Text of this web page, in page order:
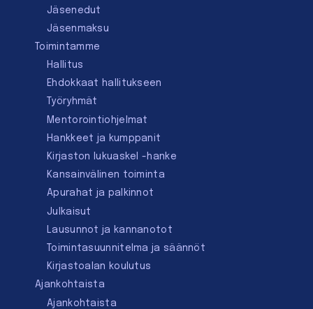
Jäsenedut
Jäsenmaksu
Toimintamme
Hallitus
Ehdokkaat hallitukseen
Työryhmät
Mentorointi­ohjelmat
Hankkeet ja kumppanit
Kirjaston lukuaskel -hanke
Kansainvälinen toiminta
Apurahat ja palkinnot
Julkaisut
Lausunnot ja kannanotot
Toimintasuunnitelma ja säännöt
Kirjastoalan koulutus
Ajankohtaista
Ajankohtaista